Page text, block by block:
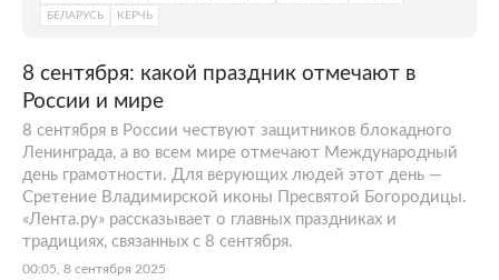
БЕЛАРУСЬ
КЕРЧЬ
8 сентября: какой праздник отмечают в
России и мире
8 сентября в России чествуют защитников блокадного
Ленинграда, а во всем мире отмечают Международный
день грамотности. Для верующих людей этот день —
Сретение Владимирской иконы Пресвятой Богородицы.
«Лента.ру» рассказывает о главных праздниках и
традициях, связанных с 8 сентября.
00:05, 8 сентября 2025